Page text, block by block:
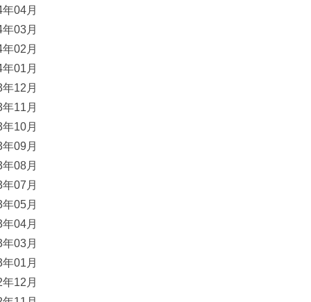
04月
03月
02月
01月
12月
11月
10月
09月
08月
07月
05月
04月
03月
01月
12月